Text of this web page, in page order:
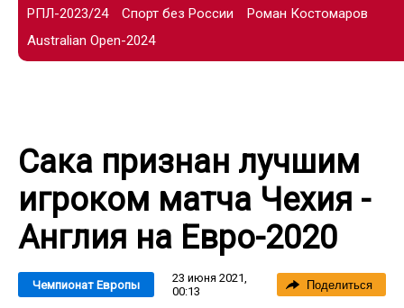
РПЛ-2023/24
Спорт без России
Роман Костомаров
Australian Open-2024
Сака признан лучшим
игроком матча Чехия -
Англия на Евро-2020
Чемпионат Европы
23 июня 2021,
00:13
Поделиться